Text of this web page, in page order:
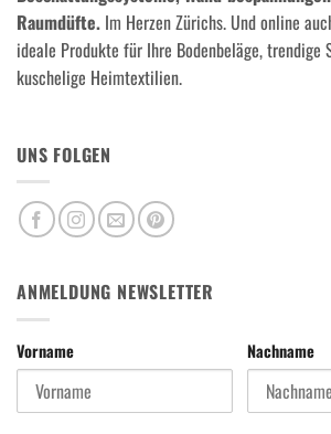
Raumdüfte. Im Herzen Zürichs. Und online
ideale Produkte für Ihre Bodenbeläge,
kuschelige Heimtextilien.
UNS FOLGEN
ANMELDUNG NEWSLETTER
Vorname Nachname